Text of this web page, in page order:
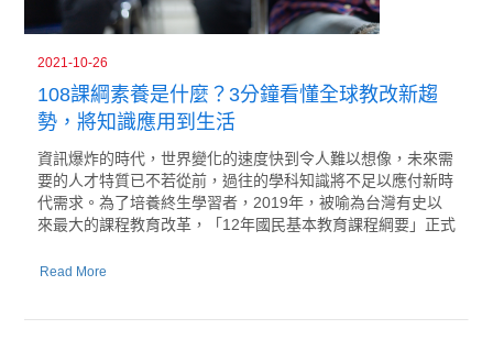
2021-10-26
108課綱素養是什麼？3分鐘看懂全球教改新趨
勢，將知識應用到生活
資訊爆炸的時代，世界變化的速度快到令人難以想像，未來需
要的人才特質已不若從前，過往的學科知識將不足以應付新時
代需求。為了培養終生學習者，2019年，被喻為台灣有史以
來最大的課程教育改革，「12年國民基本教育課程綱要」正式
Read More